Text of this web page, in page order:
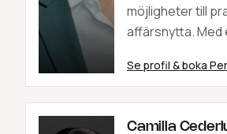
möjligheter till
affärsnytta. Med
Se profil & boka Per
Camilla